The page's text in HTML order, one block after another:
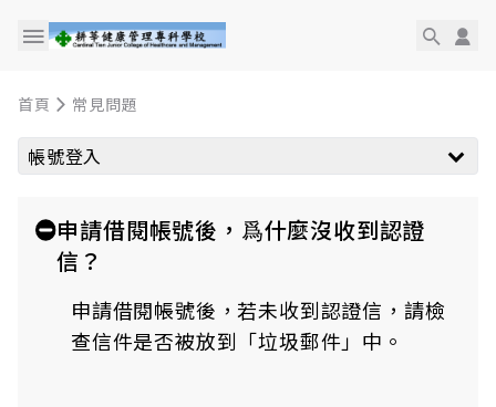
首頁 常見問題
帳號登入
申請借閱帳號後，爲什麼沒收到認證
信？
申請借閱帳號後，若未收到認證信，請檢
查信件是否被放到「垃圾郵件」中。